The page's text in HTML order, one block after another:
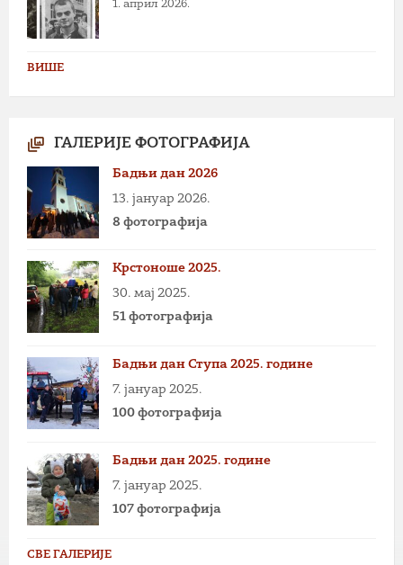
1. април 2026.
ВИШЕ
ГАЛЕРИЈЕ ФОТОГРАФИЈА
Бадњи дан 2026
13. јануар 2026.
8 фотографија
Крстоноше 2025.
30. мај 2025.
51 фотографија
Бадњи дан Ступа 2025. године
7. јануар 2025.
100 фотографија
Бадњи дан 2025. године
7. јануар 2025.
107 фотографија
СВЕ ГАЛЕРИЈЕ